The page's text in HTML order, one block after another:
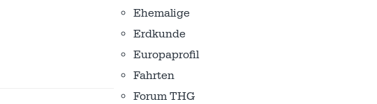
Ehemalige
Erdkunde
Europaprofil
Fahrten
Forum THG